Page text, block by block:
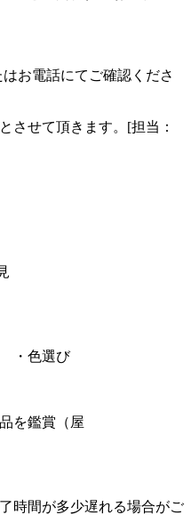
お電話にてご確認くださ
させて頂きます。[担当：
内） ・色選び
用意します
を鑑賞（屋
時間が多少遅れる場合がご